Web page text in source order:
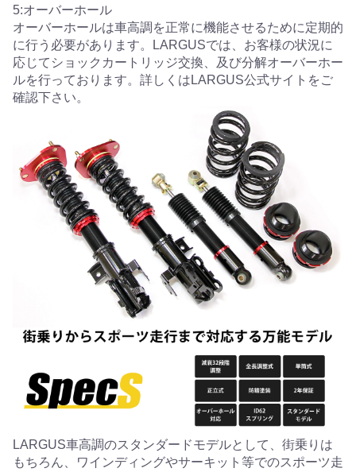
5:オーバーホール
オーバーホールは車高調を正常に機能させるために定期的
に行う必要があります。LARGUSでは、お客様の状況に
応じてショックカートリッジ交換、及び分解オーバーホー
ルを行っております。詳しくはLARGUS公式サイトをご
確認下さい。
LARGUS車高調のスタンダードモデルとして、街乗りは
もちろん、ワインディングやサーキット等でのスポーツ走